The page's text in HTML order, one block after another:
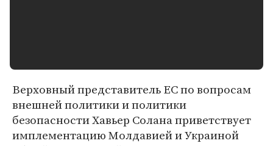
Верховный представитель ЕС по вопросам
внешней политики и политики
безопасности Хавьер Солана приветствует
имплементацию Молдавией и Украиной